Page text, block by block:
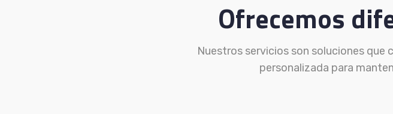
Ofrecemos
Nuestros servicios son soluciones
personalizada para